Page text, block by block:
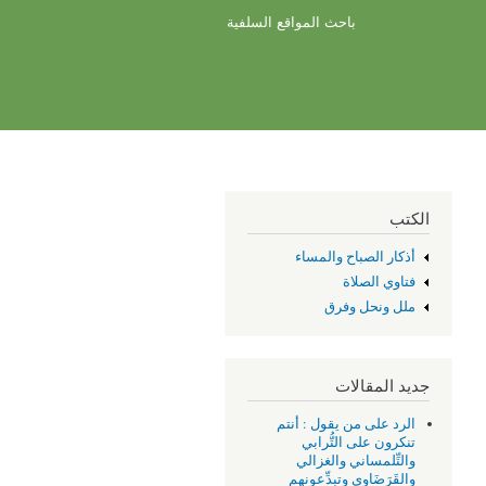
باحث المواقع السلفية
الكتب
أذكار الصباح والمساء
فتاوي الصلاة
ملل ونحل وفرق
جديد المقالات
الرد على من يقول : أنتم
تنكرون على التُّرابي
والتِّلمساني والغزالي
والقَرَضَاوِي وتبدِّعونهم